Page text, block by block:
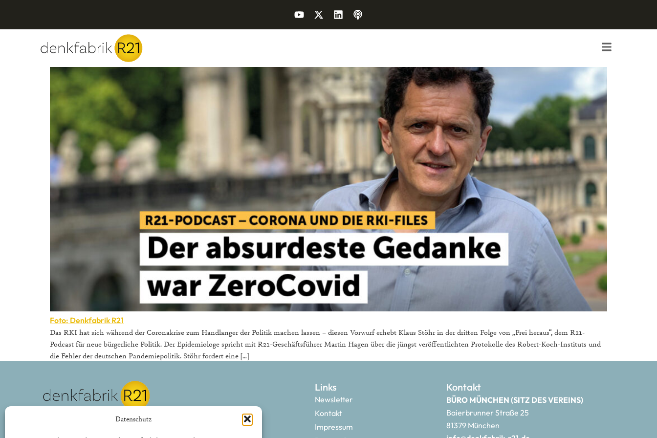
Datenschutz
Foto: Denkfabrik R21
Das RKI hat sich während der Coronakrise zum Handlanger der Politik machen lassen – diesen Vorwurf erhebt Klaus Stöhr in der dritten Folge von „Frei heraus“, dem R21-
Podcast für neue bürgerliche Politik. Der Epidemiologe spricht mit R21-Geschäftsführer Martin Hagen über die jüngst veröffentlichten Protokolle des Robert-Koch-Instituts und
die Fehler der deutschen Pandemiepolitik. Stöhr fordert eine […]
Links
Newsletter
Kontakt
Impressum
Kontakt
BÜRO MÜNCHEN (SITZ DES VEREINS)
Baierbrunner Straße 25
81379 München